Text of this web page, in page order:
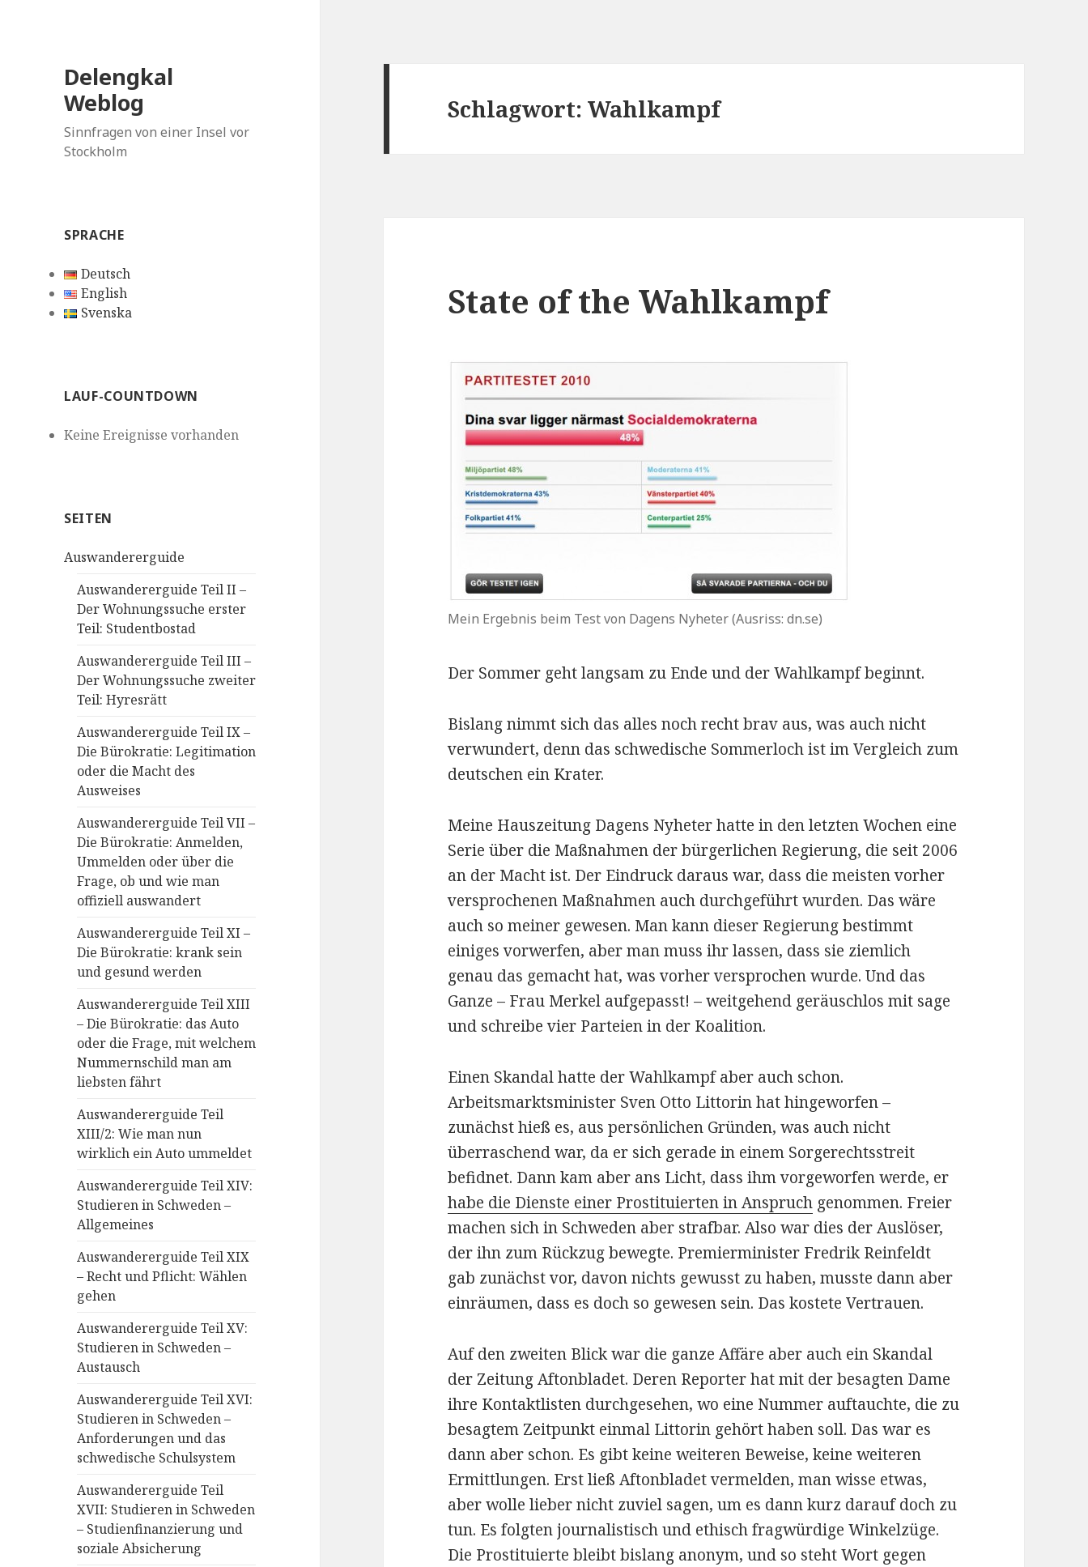
Delengkal
Weblog
Sinnfragen von einer Insel vor
Stockholm
SPRACHE
Deutsch
English
Svenska
LAUF-COUNTDOWN
Keine Ereignisse vorhanden
SEITEN
Auswandererguide
Auswandererguide Teil II –
Der Wohnungssuche erster
Teil: Studentbostad
Auswandererguide Teil III –
Der Wohnungssuche zweiter
Teil: Hyresrätt
Auswandererguide Teil IX –
Die Bürokratie: Legitimation
oder die Macht des
Ausweises
Auswandererguide Teil VII –
Die Bürokratie: Anmelden,
Ummelden oder über die
Frage, ob und wie man
offiziell auswandert
Auswandererguide Teil XI –
Die Bürokratie: krank sein
und gesund werden
Auswandererguide Teil XIII
– Die Bürokratie: das Auto
oder die Frage, mit welchem
Nummernschild man am
liebsten fährt
Auswandererguide Teil
XIII/2: Wie man nun
wirklich ein Auto ummeldet
Auswandererguide Teil XIV:
Studieren in Schweden –
Allgemeines
Auswandererguide Teil XIX
– Recht und Pflicht: Wählen
gehen
Auswandererguide Teil XV:
Studieren in Schweden –
Austausch
Auswandererguide Teil XVI:
Studieren in Schweden –
Anforderungen und das
schwedische Schulsystem
Auswandererguide Teil
XVII: Studieren in Schweden
– Studienfinanzierung und
soziale Absicherung
Schlagwort:Wahlkampf
State of the Wahlkampf
Mein Ergebnis beim Test von Dagens Nyheter (Ausriss: dn.se)
Der Sommer geht langsam zu Ende und der Wahlkampf beginnt.
Bislang nimmt sich das alles noch recht brav aus, was auch nicht
verwundert, denn das schwedische Sommerloch ist im Vergleich zum
deutschen ein Krater.
Meine Hauszeitung Dagens Nyheter hatte in den letzten Wochen eine
Serie über die Maßnahmen der bürgerlichen Regierung, die seit 2006
an der Macht ist. Der Eindruck daraus war, dass die meisten vorher
versprochenen Maßnahmen auch durchgeführt wurden. Das wäre
auch so meiner gewesen. Man kann dieser Regierung bestimmt
einiges vorwerfen, aber man muss ihr lassen, dass sie ziemlich
genau das gemacht hat, was vorher versprochen wurde. Und das
Ganze – Frau Merkel aufgepasst! – weitgehend geräuschlos mit sage
und schreibe vier Parteien in der Koalition.
Einen Skandal hatte der Wahlkampf aber auch schon.
Arbeitsmarktsminister Sven Otto Littorin hat hingeworfen –
zunächst hieß es, aus persönlichen Gründen, was auch nicht
überraschend war, da er sich gerade in einem Sorgerechtsstreit
befidnet. Dann kam aber ans Licht, dass ihm vorgeworfen werde, er
habe die Dienste einer Prostituierten in Anspruch genommen. Freier
machen sich in Schweden aber strafbar. Also war dies der Auslöser,
der ihn zum Rückzug bewegte. Premierminister Fredrik Reinfeldt
gab zunächst vor, davon nichts gewusst zu haben, musste dann aber
einräumen, dass es doch so gewesen sein. Das kostete Vertrauen.
Auf den zweiten Blick war die ganze Affäre aber auch ein Skandal
der Zeitung Aftonbladet. Deren Reporter hat mit der besagten Dame
ihre Kontaktlisten durchgesehen, wo eine Nummer auftauchte, die zu
besagtem Zeitpunkt einmal Littorin gehört haben soll. Das war es
dann aber schon. Es gibt keine weiteren Beweise, keine weiteren
Ermittlungen. Erst ließ Aftonbladet vermelden, man wisse etwas,
aber wolle lieber nicht zuviel sagen, um es dann kurz darauf doch zu
tun. Es folgten journalistisch und ethisch fragwürdige Winkelzüge.
Die Prostituierte bleibt bislang anonym, und so steht Wort gegen